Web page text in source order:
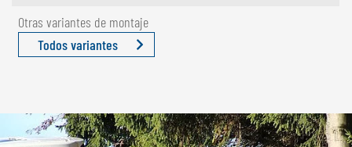
Otras variantes de montaje
Todos variantes